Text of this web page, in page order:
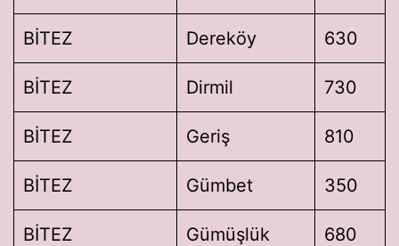
BİTEZ Dereköy 630
BİTEZ Dirmil 730
BİTEZ Geriş 810
BİTEZ Gümbet 350
BİTEZ Gümüşlük 680